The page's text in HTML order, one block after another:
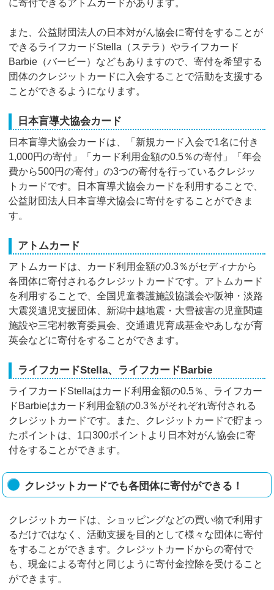
に寄付できるアトムカードがあります。
また、公益財団法人の日本対がん協会に寄付をすることが
できるライフカードStella（ステラ）やライフカード
Barbie（バービー）などもありますので、寄付を希望する
団体のクレジットカードに入会することで活動を支援する
ことができるようになります。
日本盲導犬協会カード
日本盲導犬協会カードは、「新規カード入会で1名に付き
1,000円の寄付」「カード利用金額の0.5％の寄付」「年会
費から500円の寄付」の3つの寄付を行っているクレジッ
トカードです。日本盲導犬協会カードを利用することで、
公益財団法人日本盲導犬協会に寄付をすることができま
す。
アトムカード
アトムカードは、カード利用金額の0.3％がセディナから
各団体に寄付されるクレジットカードです。アトムカード
を利用することで、全国児童養護施設協議会や阪神・淡路
大震災遺児支援団体、新潟中越地震・大雪被害の児童関連
施設や三宅村教育委員会、交通遺児育成基金やあしなが育
英会などに寄付をすることができます。
ライフカードStella、ライフカードBarbie
ライフカードStellaはカード利用金額の0.5％、ライフカー
ドBarbieはカード利用金額の0.3％がそれぞれ寄付される
クレジットカードです。また、クレジットカードで貯まっ
たポイントは、1口300ポイントより日本対がん協会に寄
付をすることができます。
クレジットカードでも各団体に寄付ができる！
クレジットカードは、ショッピングなどの買い物で利用す
るだけではなく、活動支援を目的として様々な団体に寄付
をすることができます。クレジットカードからの寄付で
も、現金による寄付と同じように寄付金控除を受けること
ができます。